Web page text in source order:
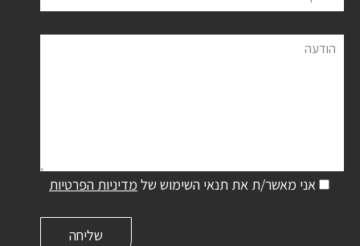
הודעה
אני מאשר/ת את תנאי השימוש של מדיניות הפרטיות